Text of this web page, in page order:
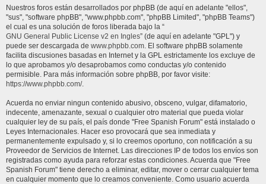
Nuestros foros están desarrollados por phpBB (de aquí en adelante "ellos",
"sus", "software phpBB", "www.phpbb.com", "phpBB Limited", "phpBB Teams")
el cual es una solución de foros liberada bajo la “
GNU General Public License v2 en Ingles” (de aquí en adelante "GPL") y
puede ser descargada de www.phpbb.com. El software phpBB solamente
facilita discusiones basadas en Internet y la GPL estrictamente los excluye de
lo que aprobamos y/o desaprobamos como conductas y/o contenido
permisible. Para más información sobre phpBB, por favor visite:
https://www.phpbb.com/.
Acuerda no enviar ningun contenido abusivo, obsceno, vulgar, difamatorio,
indecente, amenazante, sexual o cualquier otro material que pueda violar
cualquier ley de su país, el país donde "Free Spanish Forum" está instalado o
Leyes Internacionales. Hacer eso provocará que sea inmediata y
permanentemente expulsado y, si lo creemos oportuno, con notificación a su
Proveedor de Servicios de Internet. Las direcciones IP de todos los envíos son
registradas como ayuda para reforzar estas condiciones. Acuerda que "Free
Spanish Forum" tiene derecho a eliminar, editar, mover o cerrar cualquier tema
en cualquier momento que lo creamos conveniente. Como usuario acuerda